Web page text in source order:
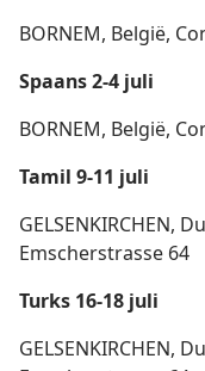
BORNEM, België,
Spaans 2-4 juli
BORNEM, België,
Tamil 9-11 juli
GELSENKIRCHEN,
Emscherstrasse 64
Turks 16-18 juli
GELSENKIRCHEN,